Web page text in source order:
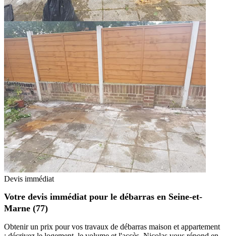
Devis immédiat
Votre devis immédiat pour le débarras en Seine-et-
Marne (77)
Obtenir un prix pour vos travaux de débarras maison et appartement